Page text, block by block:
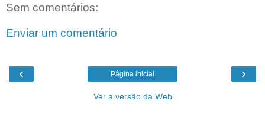
Sem comentários:
Enviar um comentário
‹ ›
Página inicial
Ver a versão da Web